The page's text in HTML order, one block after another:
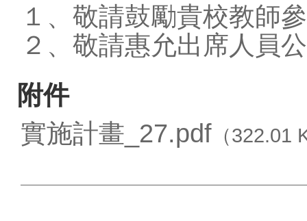
１、敬請鼓勵貴校教師
２、敬請惠允出席人員
附件
實施計畫_27.pdf（322.01